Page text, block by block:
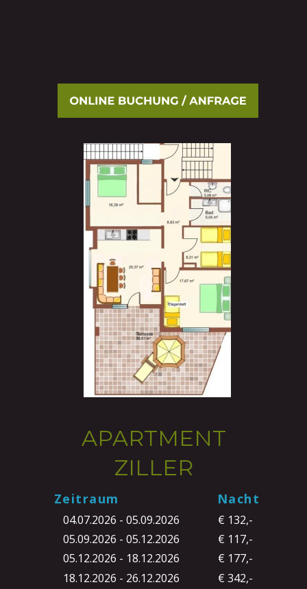
APARTMENT
ZILLER
Zeitraum Nacht
04.07.2026 - 05.09.2026
€ 132,-
05.09.2026 - 05.12.2026
€ 117,-
05.12.2026 - 18.12.2026
€ 177,-
18.12.2026 - 26.12.2026
€ 342,-